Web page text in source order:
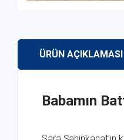
ÜRÜN AÇIKLAMASI
Babamın